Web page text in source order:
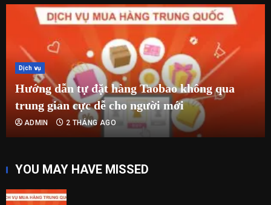
Dịch vụ
Hướng dẫn tự đặt hàng Taobao không qua
trung gian cực dễ cho người mới
ADMIN 2 THÁNG AGO
YOU MAY HAVE MISSED